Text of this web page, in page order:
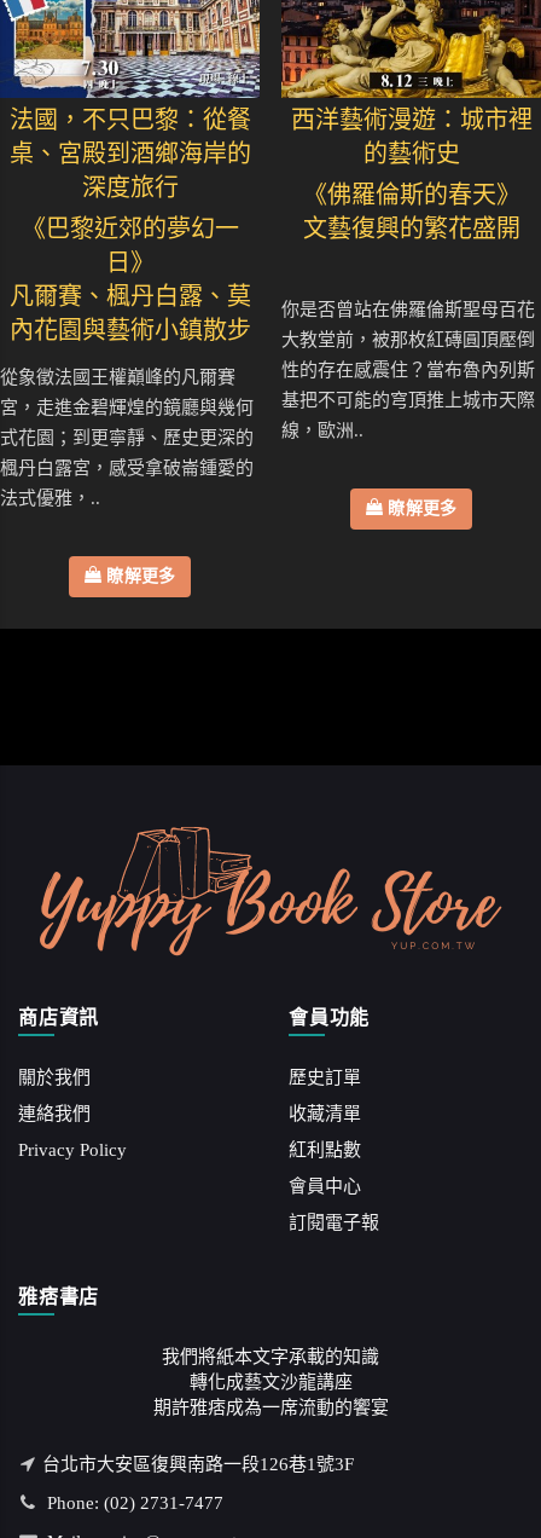
法國，不只巴黎：從餐
桌、宮殿到酒鄉海岸的
深度旅行
《巴黎近郊的夢幻一
日》
凡爾賽、楓丹白露、莫
內花園與藝術小鎮散步
從象徵法國王權巔峰的凡爾賽
宮，走進金碧輝煌的鏡廳與幾何
式花園；到更寧靜、歷史更深的
楓丹白露宮，感受拿破崙鍾愛的
法式優雅，..
瞭解更多
西洋藝術漫遊：城市裡
的藝術史
《佛羅倫斯的春天》
文藝復興的繁花盛開
你是否曾站在佛羅倫斯聖母百花
大教堂前，被那枚紅磚圓頂壓倒
性的存在感震住？當布魯內列斯
基把不可能的穹頂推上城市天際
線，歐洲..
瞭解更多
商店資訊
關於我們
連絡我們
Privacy Policy
會員功能
歷史訂單
收藏清單
紅利點數
會員中心
訂閱電子報
雅痞書店
我們將紙本文字承載的知識
轉化成藝文沙龍講座
期許雅痞成為一席流動的饗宴
台北市大安區復興南路一段126巷1號3F
Phone: (02) 2731-7477